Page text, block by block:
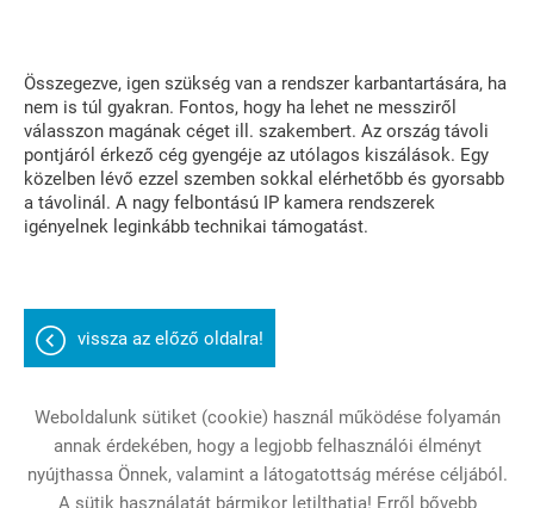
Összegezve, igen szükség van a rendszer karbantartására, ha
nem is túl gyakran. Fontos, hogy ha lehet ne messziről
válasszon magának céget ill. szakembert. Az ország távoli
pontjáról érkező cég gyengéje az utólagos kiszálások. Egy
közelben lévő ezzel szemben sokkal elérhetőbb és gyorsabb
a távolinál. A nagy felbontású IP kamera rendszerek
igényelnek leginkább technikai támogatást.
vissza az előző oldalra!
Oldal információk
Adatkezelési tájékoztató
Weboldalunk sütiket (cookie) használ működése folyamán
annak érdekében, hogy a legjobb felhasználói élményt
nyújthassa Önnek, valamint a látogatottság mérése céljából.
A sütik használatát bármikor letilthatja! Erről bővebb